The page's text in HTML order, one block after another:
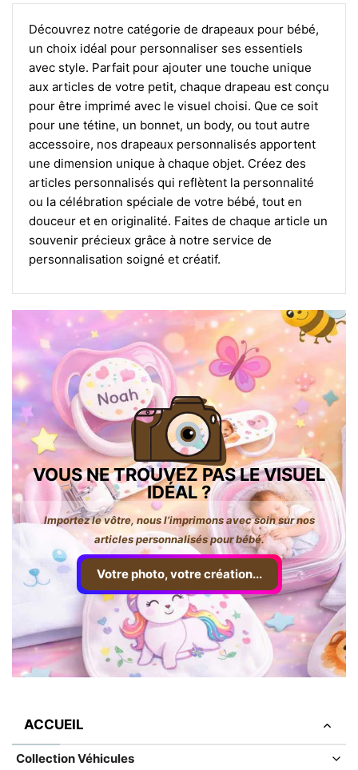
Découvrez notre catégorie de drapeaux pour bébé,
un choix idéal pour personnaliser ses essentiels
avec style. Parfait pour ajouter une touche unique
aux articles de votre petit, chaque drapeau est conçu
pour être imprimé avec le visuel choisi. Que ce soit
pour une tétine, un bonnet, un body, ou tout autre
accessoire, nos drapeaux personnalisés apportent
une dimension unique à chaque objet. Créez des
articles personnalisés qui reflètent la personnalité
ou la célébration spéciale de votre bébé, tout en
douceur et en originalité. Faites de chaque article un
souvenir précieux grâce à notre service de
personnalisation soigné et créatif.
VOUS NE TROUVEZ PAS LE VISUEL
IDÉAL ?
Importez le vôtre, nous l’imprimons avec soin sur nos
articles personnalisés pour bébé.
Votre photo, votre création...
ACCUEIL
Collection Véhicules